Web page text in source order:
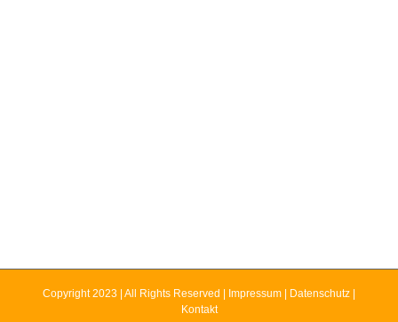
Copyright 2023 | All Rights Reserved | Impressum | Datenschutz |
Kontakt